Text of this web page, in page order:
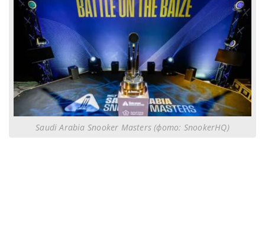
Saudi Arabia Snooker Masters (фото: SnookerHQ)